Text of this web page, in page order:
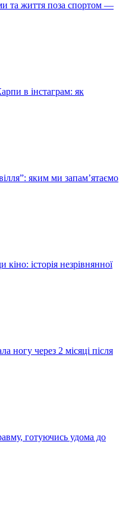
та життя поза спортом —
в інстаграм: як
яким ми запам’ятаємо
історія незрівнянної
ногу через 2 місяці після
готуючись удома до